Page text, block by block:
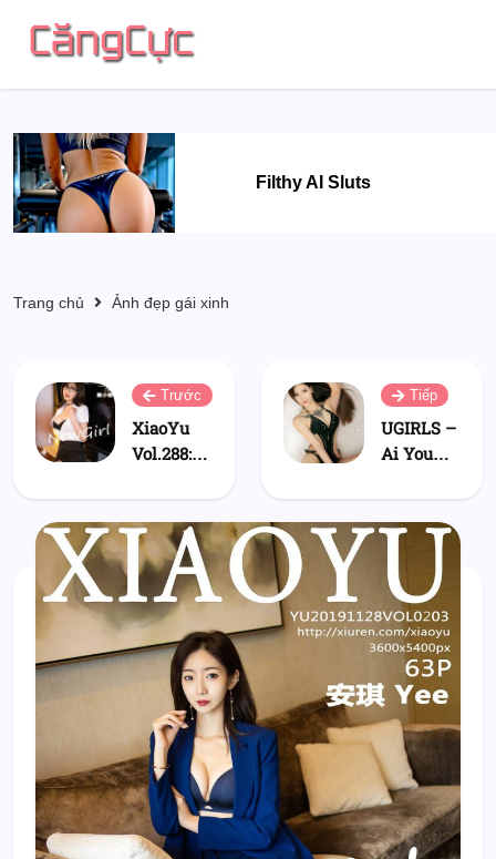
Filthy AI Sluts
Trang chủ Ảnh đẹp gái xinh
Trước
XiaoYu
Vol.288:
Ya (夏小
雅)
Tiếp
UGIRLS –
Ai You
No.1375:
Người
En (沐恩)